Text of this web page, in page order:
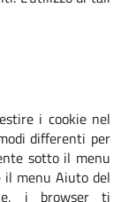
i cookie nel
differenti per
sotto il menu
il menu Aiuto del
i browser ti